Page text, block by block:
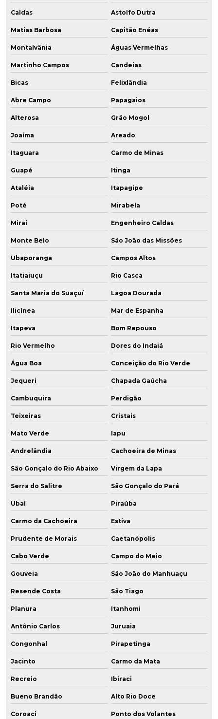
Caldas Astolfo Dutra
Matias Barbosa Capitão Enéas
Montalvânia Águas Vermelhas
Martinho Campos Candeias
Bicas Felixlândia
Abre Campo Papagaios
Alterosa Grão Mogol
Joaíma Areado
Itaguara Carmo de Minas
Guapé Itinga
Ataléia Itapagipe
Poté Mirabela
Miraí Engenheiro Caldas
Monte Belo São João das Missões
Ubaporanga Campos Altos
Itatiaiuçu Rio Casca
Santa Maria do Suaçuí Lagoa Dourada
Ilicínea Mar de Espanha
Itapeva Bom Repouso
Rio Vermelho Dores do Indaiá
Água Boa Conceição do Rio Verde
Jequeri Chapada Gaúcha
Cambuquira Perdigão
Teixeiras Cristais
Mato Verde Iapu
Andrelândia Cachoeira de Minas
São Gonçalo do Rio Abaixo Virgem da Lapa
Serra do Salitre São Gonçalo do Pará
Ubaí Piraúba
Carmo da Cachoeira Estiva
Prudente de Morais Caetanópolis
Cabo Verde Campo do Meio
Gouveia São João do Manhuaçu
Resende Costa São Tiago
Planura Itanhomi
Antônio Carlos Juruaia
Congonhal Pirapetinga
Jacinto Carmo da Mata
Recreio Ibiraci
Bueno Brandão Alto Rio Doce
Coroaci Ponto dos Volantes